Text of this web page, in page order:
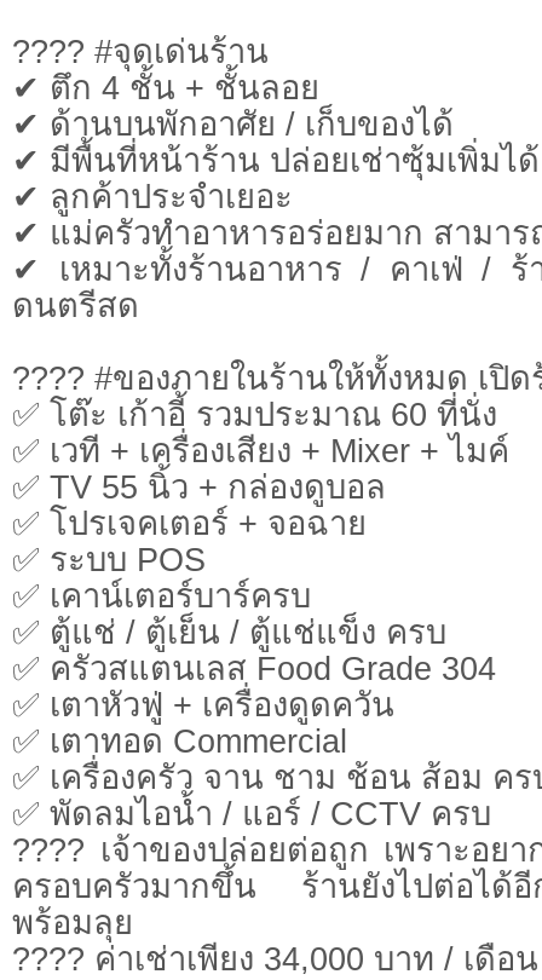
???? #จุดเด่นร้าน
✔ ตึก 4 ชั้น + ชั้นลอย
✔ ด้านบนพักอาศัย / เก็บของได้
✔ มีพื้นที่หน้าร้าน ปล่อยเช่าซุ้มเพิ่มได้
✔ ลูกค้าประจำเยอะ
✔ แม่ครัวทำอาหารอร่อยมาก สามาร
✔ เหมาะทั้งร้านอาหาร / คาเฟ่ /
ดนตรีสด
???? #ของภายในร้านให้ทั้งหมด เปิ
✅ โต๊ะ เก้าอี้ รวมประมาณ 60 ที่นั่ง
✅ เวที + เครื่องเสียง + Mixer + ไมค์
✅ TV 55 นิ้ว + กล่องดูบอล
✅ โปรเจคเตอร์ + จอฉาย
✅ ระบบ POS
✅ เคาน์เตอร์บาร์ครบ
✅ ตู้แช่ / ตู้เย็น / ตู้แช่แข็ง ครบ
✅ ครัวสแตนเลส Food Grade 304
✅ เตาหัวฟู่ + เครื่องดูดควัน
✅ เตาทอด Commercial
✅ เครื่องครัว จาน ชาม ช้อน ส้อม คร
✅ พัดลมไอน้ำ / แอร์ / CCTV ครบ
???? เจ้าของปล่อยต่อถูก เพราะอย
ครอบครัวมากขึ้น ร้านยังไปต่อได้
พร้อมลุย
???? ค่าเช่าเพียง 34,000 บาท / เดือน